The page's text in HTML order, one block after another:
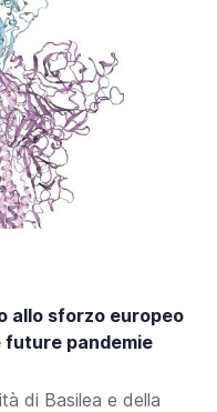
allo sforzo europeo
future pandemie
di Basilea e della